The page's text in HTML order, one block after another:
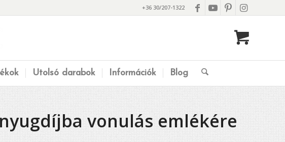
+36 30/207-1322
Utolsó darabok Információk Blog
vonulás emlékére